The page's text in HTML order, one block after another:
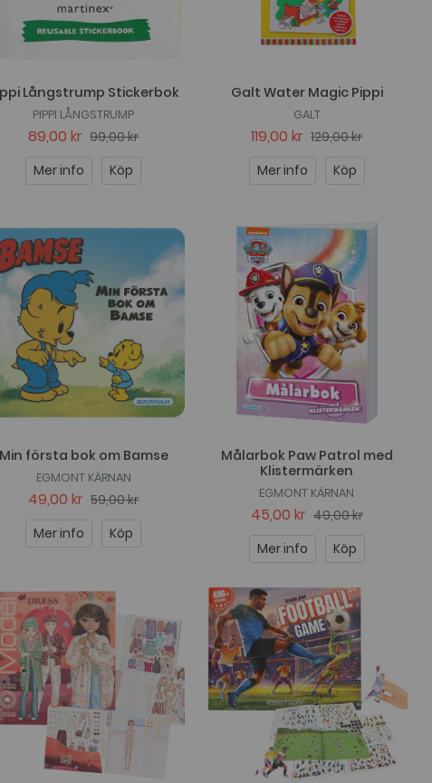
Långstrump Stickerbok
PIPPI LÅNGSTRUMP
89,00 kr 99,00 kr
Mer info
Köp
Galt Water Magic Pippi
GALT
119,00 kr 129,00 kr
Mer info
Köp
Min första bok om Bamse
EGMONT KÄRNAN
49,00 kr 59,00 kr
Mer info
Köp
Målarbok Paw Patrol med
Klistermärken
EGMONT KÄRNAN
45,00 kr 49,00 kr
Mer info
Köp